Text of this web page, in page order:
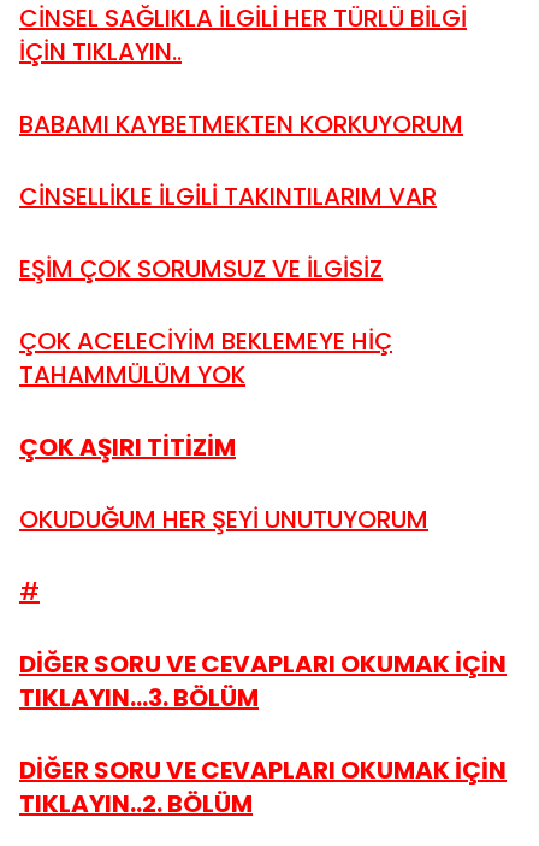
CİNSEL SAĞLIKLA İLGİLİ HER TÜRLÜ BİLGİ
İÇİN TIKLAYIN..
BABAMI KAYBETMEKTEN KORKUYORUM
CİNSELLİKLE İLGİLİ TAKINTILARIM VAR
EŞİM ÇOK SORUMSUZ VE İLGİSİZ
ÇOK ACELECİYİM BEKLEMEYE HİÇ
TAHAMMÜLÜM YOK
ÇOK AŞIRI TİTİZİM
OKUDUĞUM HER ŞEYİ UNUTUYORUM
#
DİĞER SORU VE CEVAPLARI OKUMAK İÇİN
TIKLAYIN...3. BÖLÜM
DİĞER SORU VE CEVAPLARI OKUMAK İÇİN
TIKLAYIN..2. BÖLÜM